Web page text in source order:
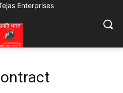
Enterprises